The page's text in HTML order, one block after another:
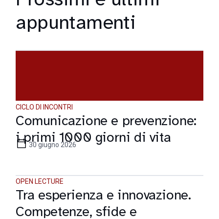
appuntamenti
CICLO DI INCONTRI
Comunicazione e prevenzione:
i primi 1000 giorni di vita
30 giugno 2026
OPEN LECTURE
Tra esperienza e innovazione.
Competenze, sfide e